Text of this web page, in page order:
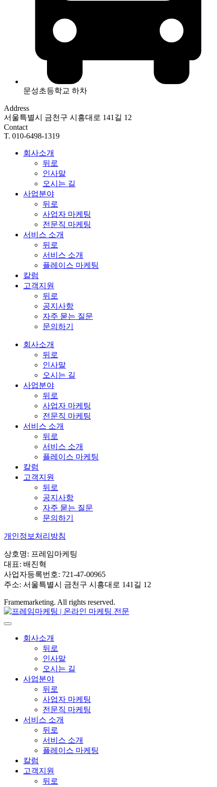
문성초등학교 하차
Address
서울특별시 금천구 시흥대로 141길 12
Contact
T. 010-6498-1319
회사소개
뒤로
인사말
오시는 길
사업분야
뒤로
사업자 마케팅
전문직 마케팅
서비스 소개
뒤로
서비스 소개
플레이스 마케팅
칼럼
고객지원
뒤로
공지사항
자주 묻는 질문
문의하기
회사소개
뒤로
인사말
오시는 길
사업분야
뒤로
사업자 마케팅
전문직 마케팅
서비스 소개
뒤로
서비스 소개
플레이스 마케팅
칼럼
고객지원
뒤로
공지사항
자주 묻는 질문
문의하기
개인정보처리방침
상호명: 프레임마케팅
대표: 배진혁
사업자등록번호: 721-47-00965
주소: 서울특별시 금천구 시흥대로 141길 12
Framemarketing. All rights reserved.
회사소개
뒤로
인사말
오시는 길
사업분야
뒤로
사업자 마케팅
전문직 마케팅
서비스 소개
뒤로
서비스 소개
플레이스 마케팅
칼럼
고객지원
뒤로